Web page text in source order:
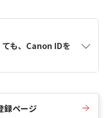
も、Canon IDを
録ページ